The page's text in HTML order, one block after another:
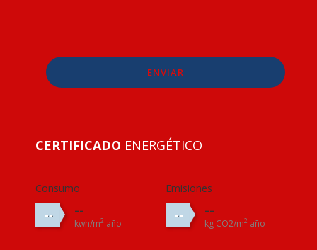
ENVIAR
CERTIFICADO ENERGÉTICO
Consumo
-- --
kwh/m2 año
Emisiones
-- --
kg CO2/m2 año